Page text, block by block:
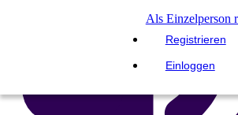
Als Einzelperson
Registrieren
Einloggen